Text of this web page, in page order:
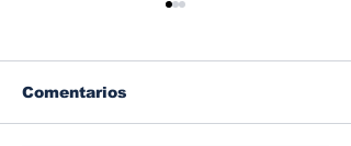
Comentarios